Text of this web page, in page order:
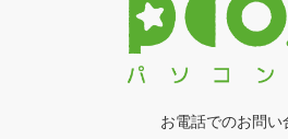
お電話でのお問い